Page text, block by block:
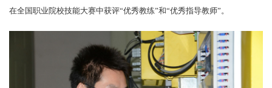
在全国职业院校技能大赛中获评“优秀教练”和“优秀指导教师”。